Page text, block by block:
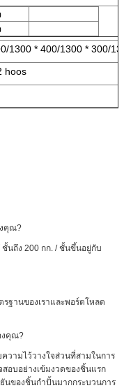
1300 * 400/1300 * 300/
hoos
คุณ?
นถึง 200 กก. / ชั้นขึ้นอยู่กับ
ฐานของเราและพอร์ตโหลด
งคุณ?
วามไว้วางใจส่วนที่สามในการ
อบอย่างเข้มงวดของชิ้นแรก
ของชิ้นกำปั้นมากกระบวนการ